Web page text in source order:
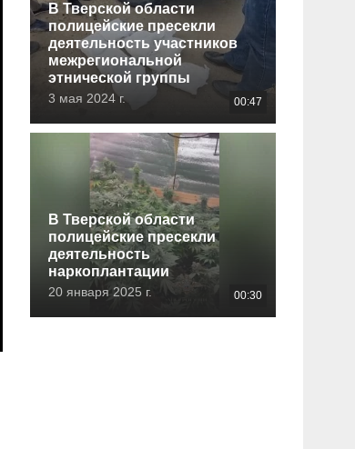
В Тверской области
полицейские пресекли
деятельность участников
межрегиональной
этнической группы
3 мая 2024 г. 00:47
В Тверской области
полицейские пресекли
деятельность
наркоплантации
20 января 2025 г. 00:30